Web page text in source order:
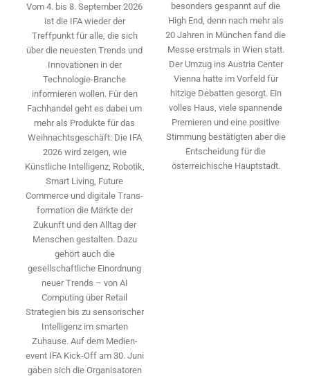
Vom 4. bis 8. September 2026
ist die IFA wieder der
Treffpunkt für alle, die sich
über die neuesten Trends und
Innovationen in der
Technologie-­Branche
informieren wollen. Für den
Fachhandel geht es dabei um
mehr als Produkte für das
Weihnachtsgeschäft: Die IFA
2026 wird ­zeigen, wie
Künstliche Intelligenz, Robotik,
Smart Living, Future
Commerce und digitale Trans­
formation die Märkte der
Zukunft und den Alltag der
Menschen gestalten. Dazu
gehört auch die
gesellschaftliche Einordnung
neuer Trends – von AI
Computing über Retail
Strategien bis zu sensorischer
Intelligenz im smarten
Zuhause. Auf dem Medien­
event IFA Kick-Off am 30. Juni
gaben sich die Organisatoren
besonders gespannt auf die
High End, denn nach mehr als
20 Jahren in München fand die
Messe erstmals in Wien statt.
Der Umzug ins Austria Center
Vienna hatte im Vorfeld für
hitzige Debatten gesorgt. Ein
volles Haus, viele spannende
Premieren und eine positive
Stimmung bestätigten aber die
Entscheidung für die
österreichische Hauptstadt.